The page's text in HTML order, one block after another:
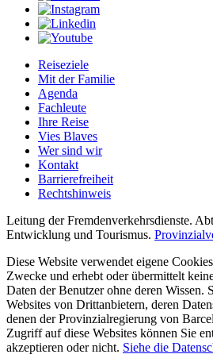
Reiseziele
Mit der Familie
Agenda
Fachleute
Ihre Reise
Vies Blaves
Wer sind wir
Kontakt
Barrierefreiheit
Rechtshinweis
Leitung der Fremdenverkehrsdienste.
Entwicklung und Tourismus.
Diese Website verwendet eigene
Zwecke und erhebt oder übermittelt
Daten der Benutzer ohne deren Wissen.
Websites von Drittanbietern, deren
denen der Provinzialregierung von
Zugriff auf diese Websites können Sie
akzeptieren oder nicht. Siehe die